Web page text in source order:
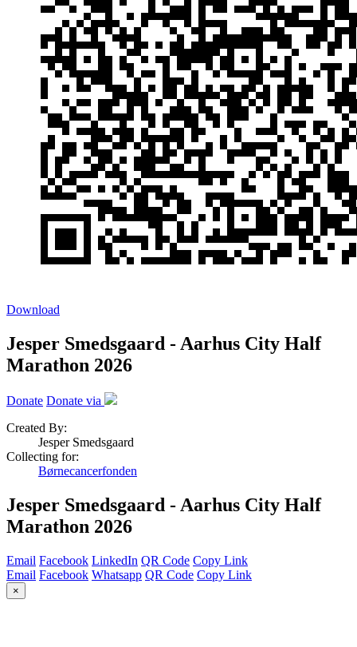
Download
Jesper Smedsgaard - Aarhus City Half
Marathon 2026
Donate Donate via
Created By:
Jesper Smedsgaard
Collecting for:
Børnecancerfonden
Jesper Smedsgaard - Aarhus City Half
Marathon 2026
Email Facebook LinkedIn QR Code Copy Link
Email Facebook Whatsapp QR Code Copy Link
×